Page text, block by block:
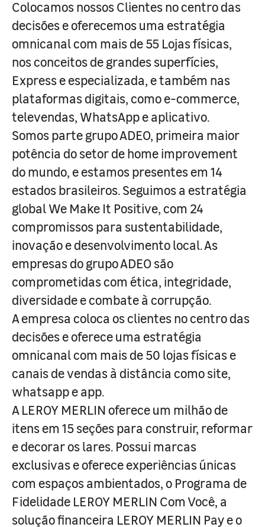
Colocamos nossos Clientes no centro das
decisões e oferecemos uma estratégia
omnicanal com mais de 55 Lojas físicas,
nos conceitos de grandes superfícies,
Express e especializada, e também nas
plataformas digitais, como e-commerce,
televendas, WhatsApp e aplicativo.
Somos parte grupo ADEO, primeira maior
potência do setor de home improvement
do mundo, e estamos presentes em 14
estados brasileiros. Seguimos a estratégia
global We Make It Positive, com 24
compromissos para sustentabilidade,
inovação e desenvolvimento local. As
empresas do grupo ADEO são
comprometidas com ética, integridade,
diversidade e combate à corrupção.
A empresa coloca os clientes no centro das
decisões e oferece uma estratégia
omnicanal com mais de 50 lojas físicas e
canais de vendas à distância como site,
whatsapp e app.
A LEROY MERLIN oferece um milhão de
itens em 15 seções para construir, reformar
e decorar os lares. Possui marcas
exclusivas e oferece experiências únicas
com espaços ambientados, o Programa de
Fidelidade LEROY MERLIN Com Você, a
solução financeira LEROY MERLIN Pay e o